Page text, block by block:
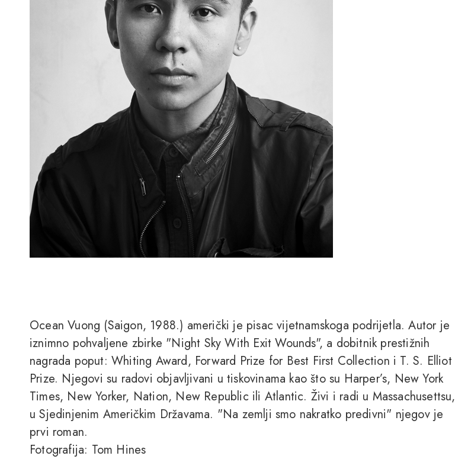
Ocean Vuong (Saigon, 1988.) američki je pisac vijetnamskoga podrijetla. Autor je
iznimno pohvaljene zbirke "Night Sky With Exit Wounds", a dobitnik prestižnih
nagrada poput: Whiting Award, Forward Prize for Best First Collection i T. S. Elliot
Prize. Njegovi su radovi objavljivani u tiskovinama kao što su Harper’s, New York
Times, New Yorker, Nation, New Republic ili Atlantic. Živi i radi u Massachusettsu,
u Sjedinjenim Američkim Državama. "Na zemlji smo nakratko predivni" njegov je
prvi roman.
Fotografija: Tom Hines